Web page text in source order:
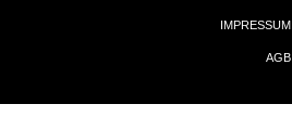
IMPRESSUM
AGB